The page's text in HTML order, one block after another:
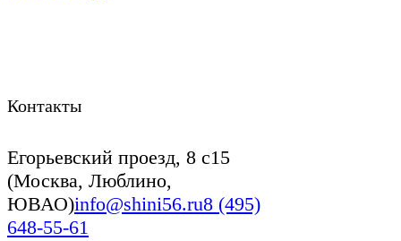
Контакты
Егорьевский проезд, 8 с15
(Москва, Люблино,
ЮВАО)info@shini56.ru8 (495)
648-55-61